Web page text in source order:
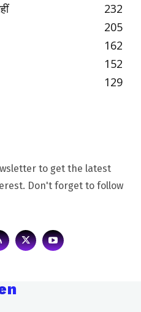
232
205
162
152
129
to get the latest
Don't forget to follow